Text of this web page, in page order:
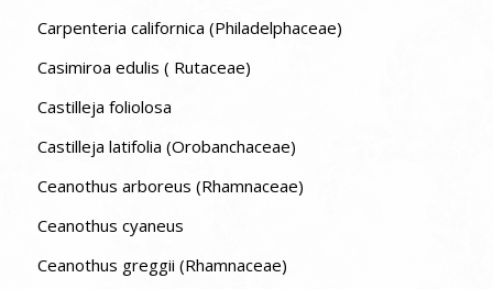
Carpenteria californica (Philadelphaceae)
Casimiroa edulis ( Rutaceae)
Castilleja foliolosa
Castilleja latifolia (Orobanchaceae)
Ceanothus arboreus (Rhamnaceae)
Ceanothus cyaneus
Ceanothus greggii (Rhamnaceae)